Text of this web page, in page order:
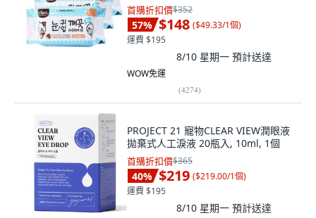
首購折扣價$352
57% $148 ($49.33/1個)
運費 $195
8/10 星期一 預計送達
WOW免運
(4274)
PROJECT 21 寵物CLEAR VIEW潤眼液
拋棄式人工淚液 20瓶入, 10ml, 1個
首購折扣價$365
40% $219 ($219.00/1個)
運費 $195
8/10 星期一 預計送達